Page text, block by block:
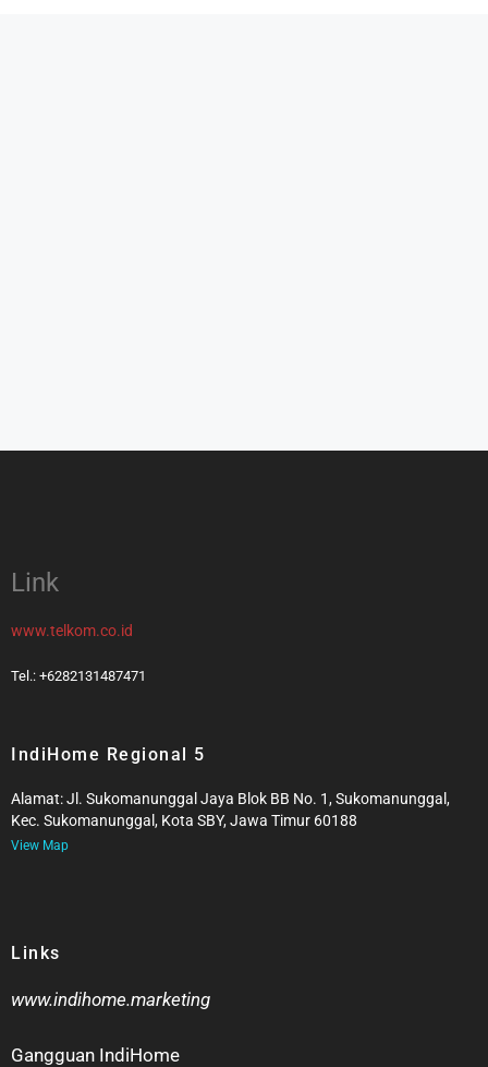
Link
www.telkom.co.id
Tel.: +6282131487471
IndiHome Regional 5
Alamat: Jl. Sukomanunggal Jaya Blok BB No. 1, Sukomanunggal,
Kec. Sukomanunggal, Kota SBY, Jawa Timur 60188
View Map
Links
www.indihome.marketing
Gangguan IndiHome